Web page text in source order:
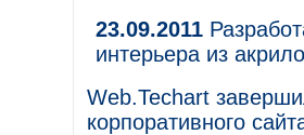
23.09.2011
интерьера из
Web.Techart
корпоративного